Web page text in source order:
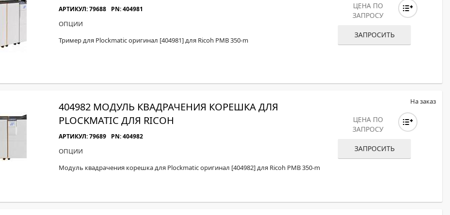
АРТИКУЛ: 79688 PN: 404981
ОПЦИИ
Тример для Plockmatic оригинал [404981] для Ricoh PMB 350-m
ЦЕНА ПО
ЗАПРОСУ
ЗАПРОСИТЬ
404982 МОДУЛЬ КВАДРАЧЕНИЯ КОРЕШКА ДЛЯ
PLOCKMATIC ДЛЯ RICOH
АРТИКУЛ: 79689 PN: 404982
ОПЦИИ
Модуль квадрачения корешка для Plockmatic оригинал [404982] для Ricoh PMB 350-m
На заказ
ЦЕНА ПО
ЗАПРОСУ
ЗАПРОСИТЬ